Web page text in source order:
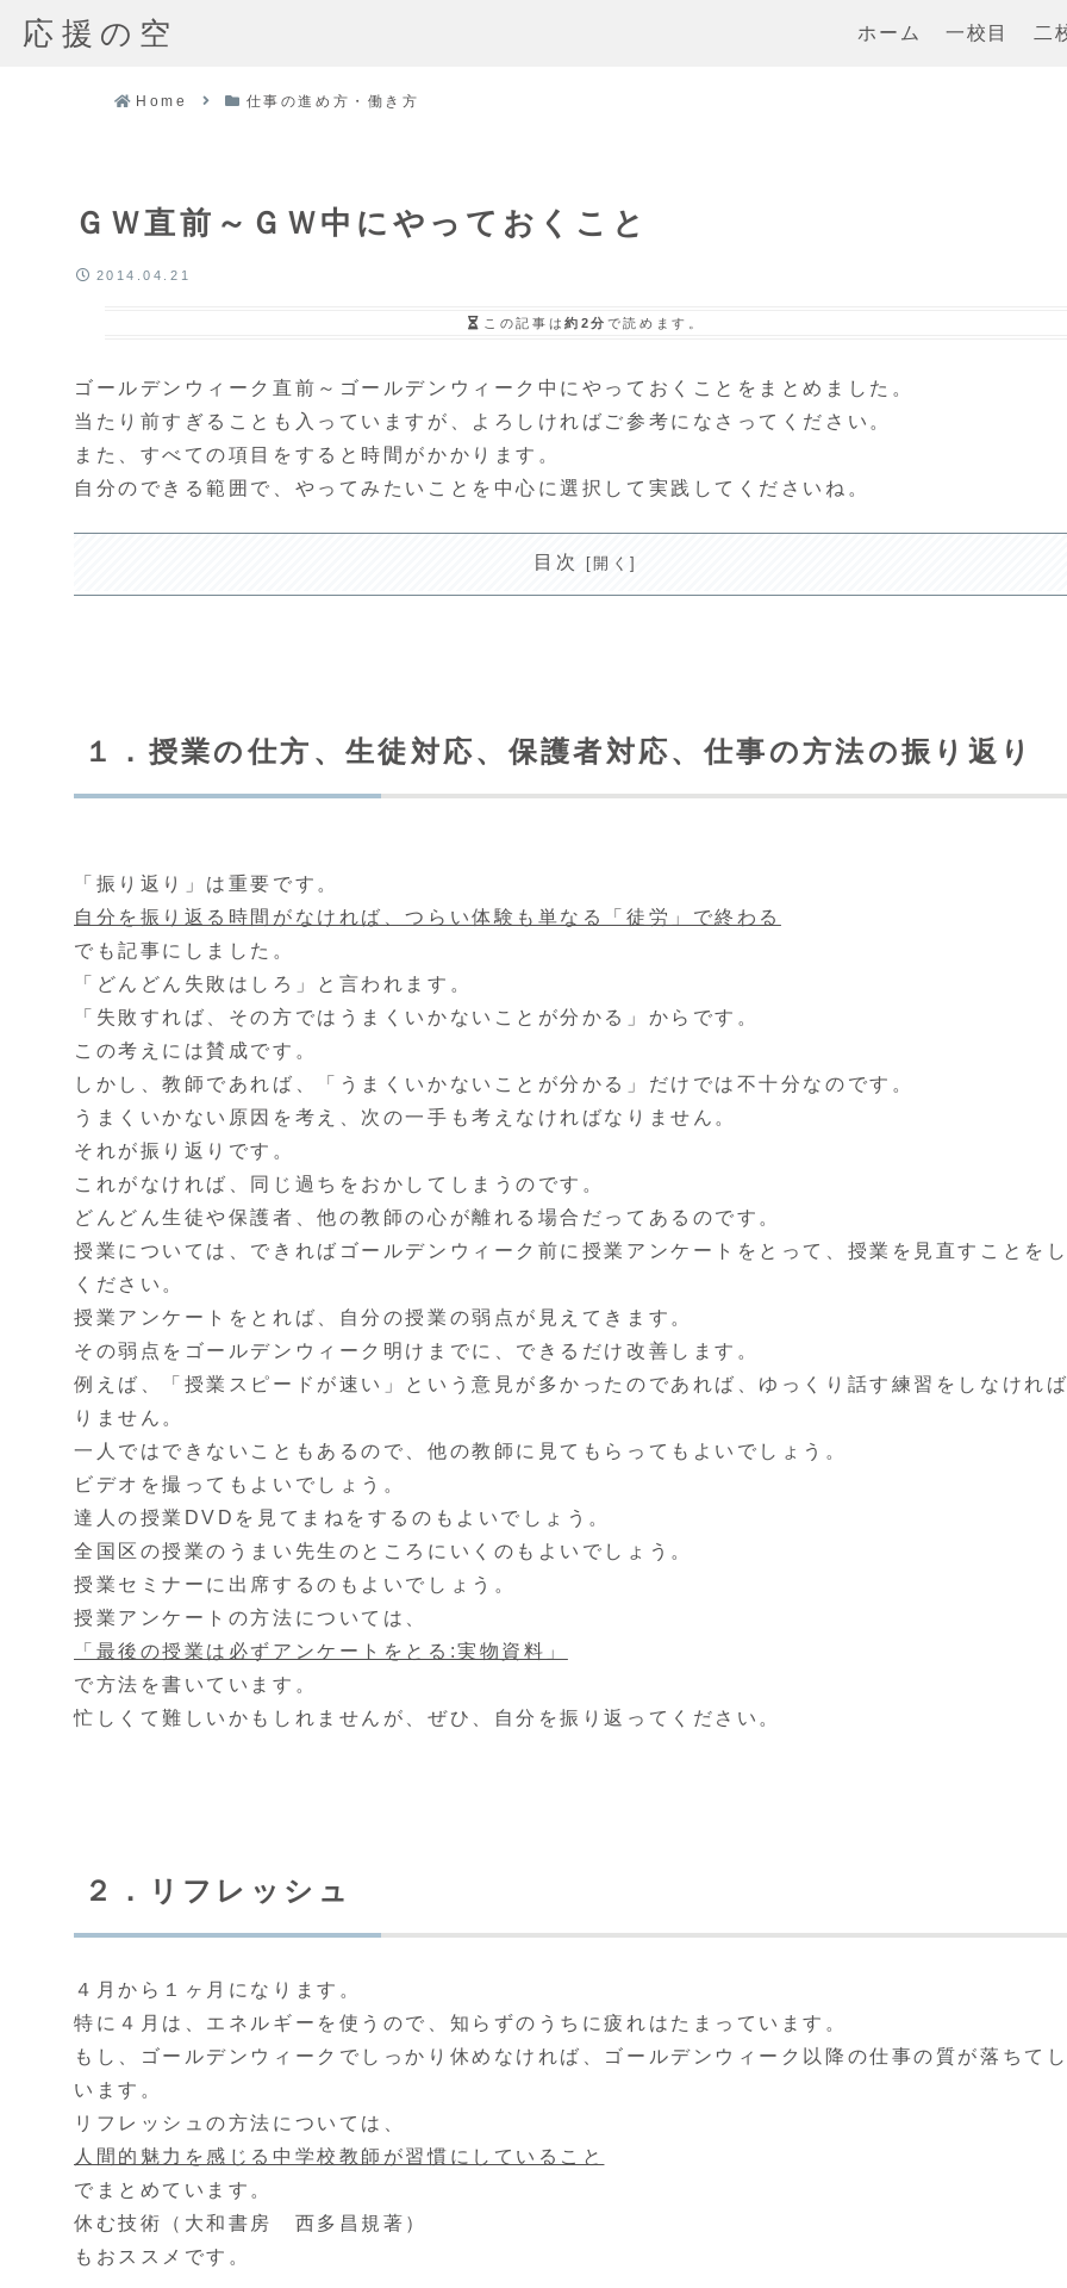
応援の空 ホーム 一校目 二
Home 仕事の進め方・働き方
ＧＷ直前～ＧＷ中にやっておくこと
2014.04.21
この記事は約2分 で読めます。
ゴールデンウィーク直前～ゴールデンウィーク中にやっておくことをまとめました。
当たり前すぎることも入っていますが、よろしければご参考になさってください。
また、すべての項目をすると時間がかかります。
自分のできる範囲で、やってみたいことを中心に選択して実践してくださいね。
目次
１．授業の仕方、生徒対応、保護者対応、仕事の方法の振り返り
「振り返り」は重要です。
自分を振り返る時間がなければ、つらい体験も単なる「徒労」で終わる
でも記事にしました。
「どんどん失敗はしろ」と言われます。
「失敗すれば、その方ではうまくいかないことが分かる」からです。
この考えには賛成です。
しかし、教師であれば、「うまくいかないことが分かる」だけでは不十分なのです。
うまくいかない原因を考え、次の一手も考えなければなりません。
それが振り返りです。
これがなければ、同じ過ちをおかしてしまうのです。
どんどん生徒や保護者、他の教師の心が離れる場合だってあるのです。
授業については、できればゴールデンウィーク前に授業アンケートをとって、授業を見直すことを
ください。
授業アンケートをとれば、自分の授業の弱点が見えてきます。
その弱点をゴールデンウィーク明けまでに、できるだけ改善します。
例えば、「授業スピードが速い」という意見が多かったのであれば、ゆっくり話す練習をしなけれ
りません。
一人ではできないこともあるので、他の教師に見てもらってもよいでしょう。
ビデオを撮ってもよいでしょう。
達人の授業DVDを見てまねをするのもよいでしょう。
全国区の授業のうまい先生のところにいくのもよいでしょう。
授業セミナーに出席するのもよいでしょう。
授業アンケートの方法については、
「最後の授業は必ずアンケートをとる:実物資料」
で方法を書いています。
忙しくて難しいかもしれませんが、ぜひ、自分を振り返ってください。
２．リフレッシュ
４月から１ヶ月になります。
特に４月は、エネルギーを使うので、知らずのうちに疲れはたまっています。
もし、ゴールデンウィークでしっかり休めなければ、ゴールデンウィーク以降の仕事の質が落ちて
います。
リフレッシュの方法については、
人間的魅力を感じる中学校教師が習慣にしていること
でまとめています。
休む技術（大和書房 西多昌規著）
もおススメです。